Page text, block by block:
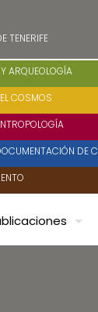
TENERIFE
ARQUEOLOGÍA
COSMOS
DE